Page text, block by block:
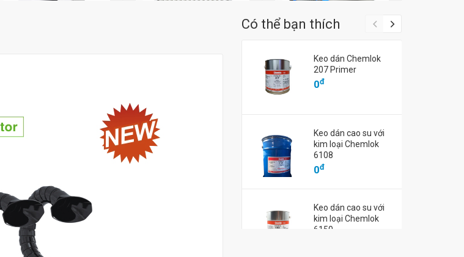
Lọc bụi
0đ
Có thể bạn thích
Keo dán Chemlok
207 Primer
0đ
Keo dán cao su với
kim loại Chemlok
6108
0đ
Keo dán cao su với
kim loại Chemlok
6150